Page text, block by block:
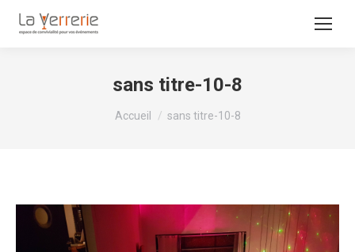
sans titre-10-8
Vous êtes ici :
Accueil sans titre-10-8